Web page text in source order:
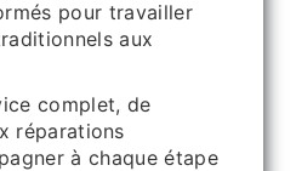
pour travailler
aux
complet, de
réparations
à chaque étape